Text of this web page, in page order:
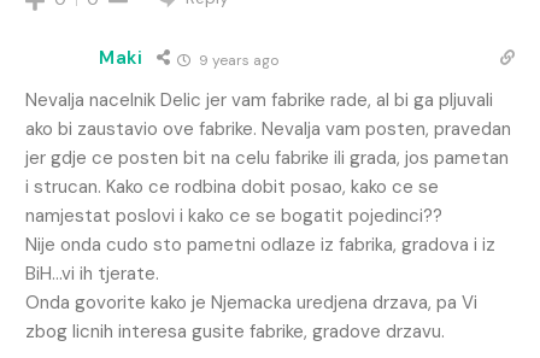
Maki 9 years ago
Nevalja nacelnik Delic jer vam fabrike rade, al bi ga pljuvali
ako bi zaustavio ove fabrike. Nevalja vam posten, pravedan
jer gdje ce posten bit na celu fabrike ili grada, jos pametan
i strucan. Kako ce rodbina dobit posao, kako ce se
namjestat poslovi i kako ce se bogatit pojedinci??
Nije onda cudo sto pametni odlaze iz fabrika, gradova i iz
BiH…vi ih tjerate.
Onda govorite kako je Njemacka uredjena drzava, pa Vi
zbog licnih interesa gusite fabrike, gradove drzavu.